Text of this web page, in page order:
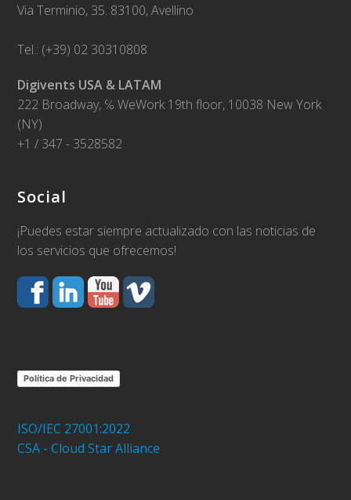
Via Terminio, 35. 83100, Avellino
Tel.: (+39) 02 30310808
Digivents USA & LATAM
222 Broadway, ℅ WeWork 19th floor, 10038 New York
(NY)
+1 / 347 - 3528582
Social
¡Puedes estar siempre actualizado con las noticias de
los servicios que ofrecemos!
Política de Privacidad
ISO/IEC 27001:2022
CSA - Cloud Star Alliance